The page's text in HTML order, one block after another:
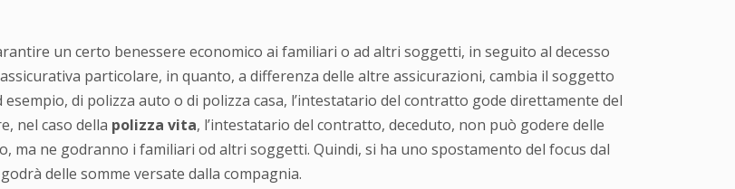
un certo benessere economico ai familiari o ad altri soggetti, in seguito al decesso
particolare, in quanto, a differenza delle altre assicurazioni, cambia il soggetto
di polizza auto o di polizza casa, l’intestatario del contratto gode direttamente del
nel caso della polizza vita, l’intestatario del contratto, deceduto, non può godere delle
ma ne godranno i familiari od altri soggetti. Quindi, si ha uno spostamento del focus dal
delle somme versate dalla compagnia.